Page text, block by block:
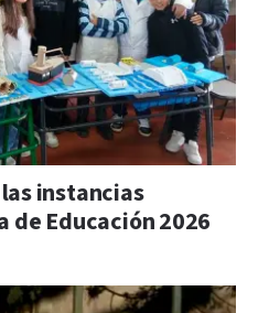
instancias
de Educación 2026